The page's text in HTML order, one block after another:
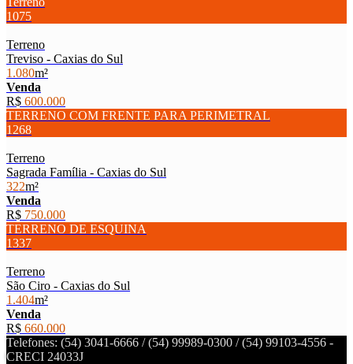
1075
Terreno
Treviso - Caxias do Sul
1.080m²
Venda
R$ 600.000
TERRENO COM FRENTE PARA PERIMETRAL
1268
Terreno
Sagrada Família - Caxias do Sul
322m²
Venda
R$ 750.000
TERRENO DE ESQUINA
1337
Terreno
São Ciro - Caxias do Sul
1.404m²
Venda
R$ 660.000
Telefones: (54) 3041-6666 / (54) 99989-0300 / (54) 99103-4556 -
CRECI 24033J